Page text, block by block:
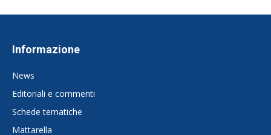
Informazione
News
Editoriali e commenti
Schede tematiche
Mattarella